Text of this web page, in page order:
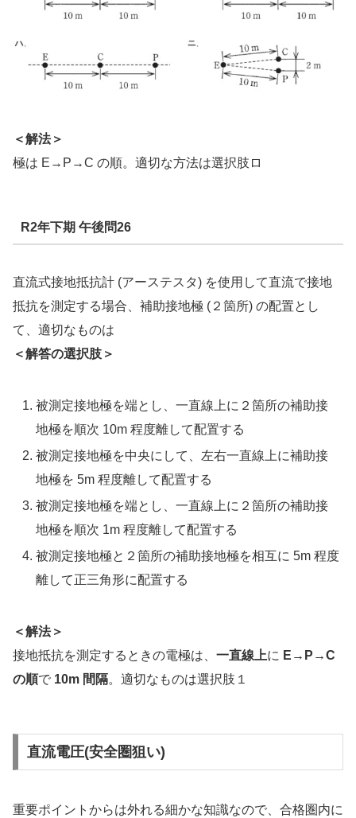
＜解法＞
極は E→P→C の順。適切な方法は選択肢ロ
R2年下期 午後問26
直流式接地抵抗計 (アーステスタ) を使用して直流で接地
抵抗を測定する場合、補助接地極 (２箇所) の配置とし
て、適切なものは
＜解答の選択肢＞
被測定接地極を端とし、一直線上に２箇所の補助接
地極を順次 10m 程度離して配置する
被測定接地極を中央にして、左右一直線上に補助接
地極を 5m 程度離して配置する
被測定接地極を端とし、一直線上に２箇所の補助接
地極を順次 1m 程度離して配置する
被測定接地極と２箇所の補助接地極を相互に 5m 程度
離して正三角形に配置する
＜解法＞
接地抵抗を測定するときの電極は、 一直線上に E→P→C
の順で 10m 間隔。適切なものは選択肢１
直流電圧(安全圏狙い)
重要ポイントからは外れる細かな知識なので、合格圏内に